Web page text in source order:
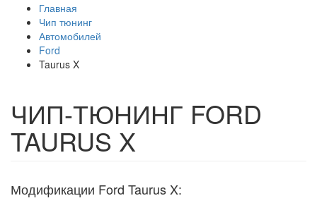
Главная
Чип тюнинг
Автомобилей
Ford
Taurus X
ЧИП-ТЮНИНГ FORD
TAURUS X
Модификации Ford Taurus X: